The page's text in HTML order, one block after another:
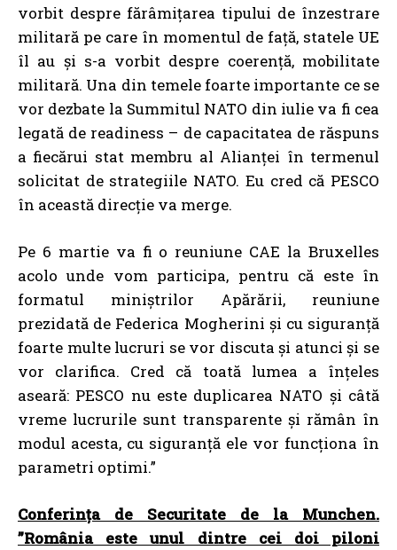
vorbit despre fărâmițarea tipului de înzestrare
militară pe care în momentul de față, statele UE
îl au și s-a vorbit despre coerență, mobilitate
militară. Una din temele foarte importante ce se
vor dezbate la Summitul NATO din iulie va fi cea
legată de readiness – de capacitatea de răspuns
a fiecărui stat membru al Alianței în termenul
solicitat de strategiile NATO. Eu cred că PESCO
în această direcție va merge.
Pe 6 martie va fi o reuniune CAE la Bruxelles
acolo unde vom participa, pentru că este în
formatul miniștrilor Apărării, reuniune
prezidată de Federica Mogherini și cu siguranță
foarte multe lucruri se vor discuta și atunci și se
vor clarifica. Cred că toată lumea a înțeles
aseară: PESCO nu este duplicarea NATO și câtă
vreme lucrurile sunt transparente și rămân în
modul acesta, cu siguranță ele vor funcționa în
parametri optimi.”
Conferința de Securitate de la Munchen.
”România este unul dintre cei doi piloni